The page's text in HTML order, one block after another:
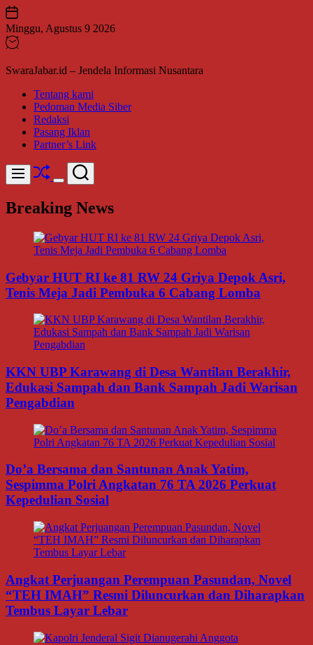
Skip
to
content
Minggu, Agustus 9 2026
SwaraJabar.id – Jendela Informasi Nusantara
Tentang kami
Pedoman Media Siber
Redaksi
Pasang Iklan
Partner’s Link
Menu Shuffle
Switch
mode
Search
Breaking News
Gebyar HUT RI ke 81 RW 24 Griya Depok Asri,
Tenis Meja Jadi Pembuka 6 Cabang Lomba
KKN UBP Karawang di Desa Wantilan Berakhir,
Edukasi Sampah dan Bank Sampah Jadi Warisan
Pengabdian
Do’a Bersama dan Santunan Anak Yatim,
Sespimma Polri Angkatan 76 TA 2026 Perkuat
Kepedulian Sosial
Angkat Perjuangan Perempuan Pasundan, Novel
“TEH IMAH” Resmi Diluncurkan dan Diharapkan
Tembus Layar Lebar